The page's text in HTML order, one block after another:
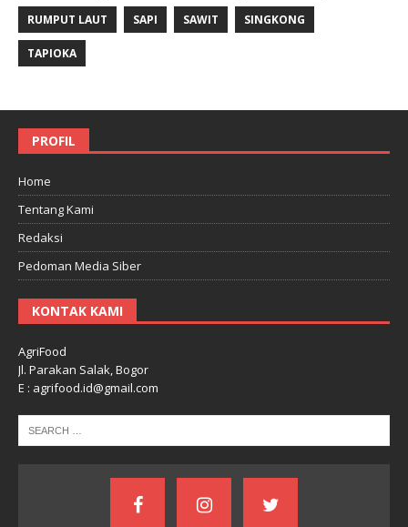
RUMPUT LAUT SAPI SAWIT SINGKONG
TAPIOKA
PROFIL
Home
Tentang Kami
Redaksi
Pedoman Media Siber
KONTAK KAMI
AgriFood
Jl. Parakan Salak, Bogor
E : agrifood.id@gmail.com